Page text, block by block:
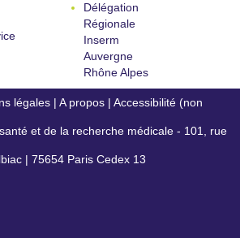
Délégation
Régionale
Inserm
Auvergne
Rhône Alpes
légales | A propos | Accessibilité (non
conforme)
et de la recherche médicale - 101, rue
| 75654 Paris Cedex 13